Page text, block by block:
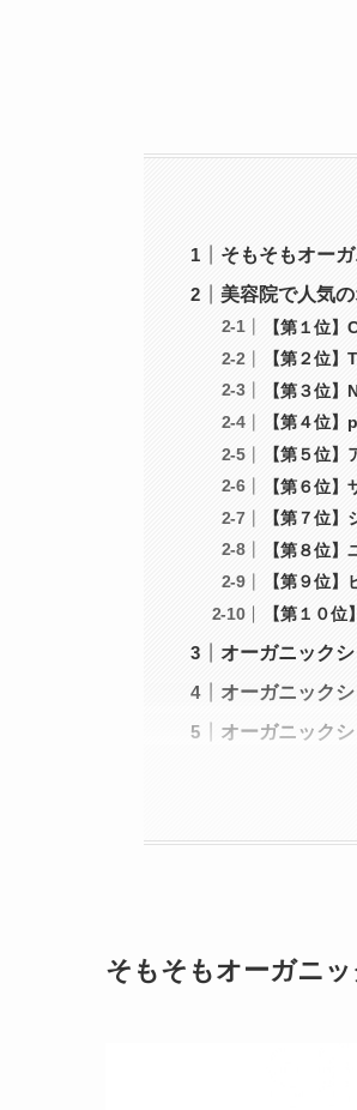
そもそもオー
美容院で人気
【第１位
【第２位
【第３位
【第４位
【第５位
【第６位
【第７位
【第８位
【第９位
【第１０
オーガニック
オーガニック
オーガニック
そもそもオーガニ